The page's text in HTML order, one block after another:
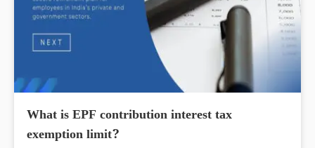
What is EPF contribution interest tax
exemption limit?